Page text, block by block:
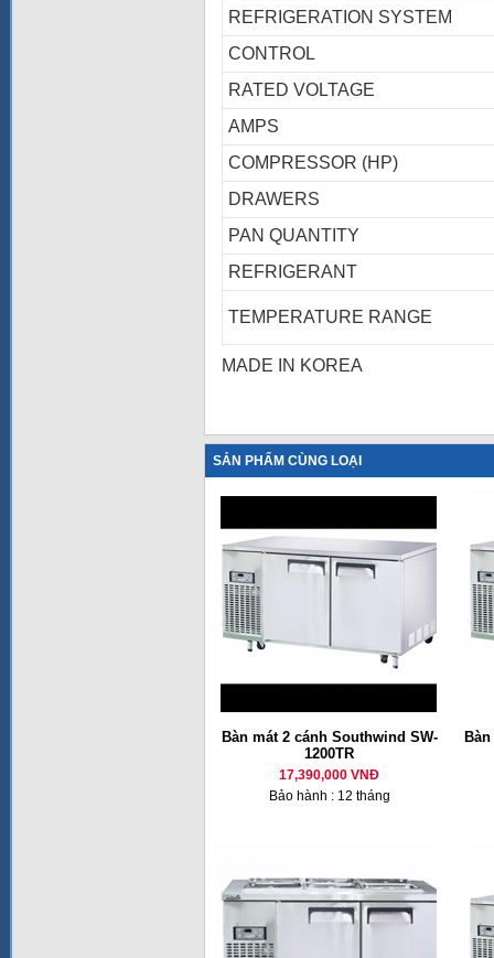
REFRIGERATION SYSTEM
CONTROL
RATED VOLTAGE
AMPS
COMPRESSOR (HP)
DRAWERS
PAN QUANTITY
REFRIGERANT
TEMPERATURE RANGE
MADE IN KOREA
SẢN PHẨM CÙNG LOẠI
Bàn mát 2 cánh Southwind SW-
1200TR
17,390,000 VNĐ
Bảo hành : 12 tháng